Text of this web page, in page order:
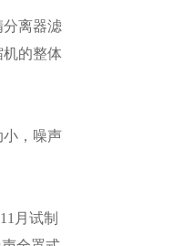
分离器滤
机的整体
小，噪声
月试制